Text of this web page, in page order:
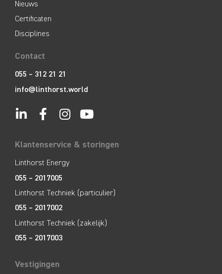
Nieuws
Certificaten
Disciplines
Contact
055 – 312 21 21
info@linthorst.world
Klantenservice & storingen
Linthorst Energy
055 – 2017005
Linthorst Techniek (particulier)
055 – 2017002
Linthorst Techniek (zakelijk)
055 – 2017003
Vestigingen